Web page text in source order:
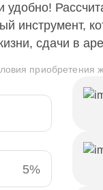
инструмент,
сдачи в
приобретения
5%